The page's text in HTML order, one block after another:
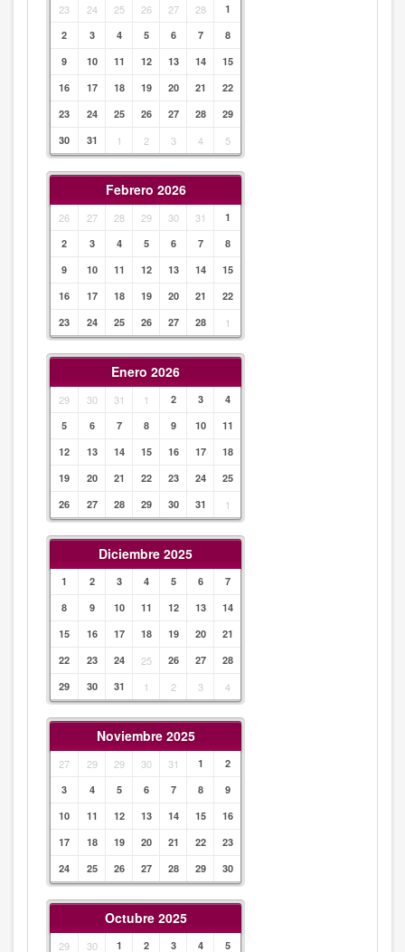
23 24 25 26 27 28
1
2
3 4 5 6 7
8
9
10 11 12 13 14
15
16
17 18 19 20 21
22
23
24 25 26 27 28
29
30
31 1 2 3 4 5
Febrero 2026
26 27 28 29 30 31
1
2
3 4 5 6 7
8
9
10 11 12 13 14
15
16
17 18 19 20 21
22
23
24 25 26 27 28 1
Enero 2026
29 30 31 1 2 3
4
5
6 7 8 9 10
11
12
13 14 15 16 17
18
19
20 21 22 23 24
25
26
27 28 29 30 31 1
Diciembre 2025
1 2 3 4 5 6
7
8
9 10 11 12 13
14
15
16 17 18 19 20
21
22
23 24 25 26 27
28
29
30 31 1 2 3 4
Noviembre 2025
27 29 29 30 31 1
2
3
4 5 6 7 8
9
10
11 12 13 14 15
16
17
18 19 20 21 22
23
24
25 26 27 28 29 30
Octubre 2025
29 30 1 2 3 4
5